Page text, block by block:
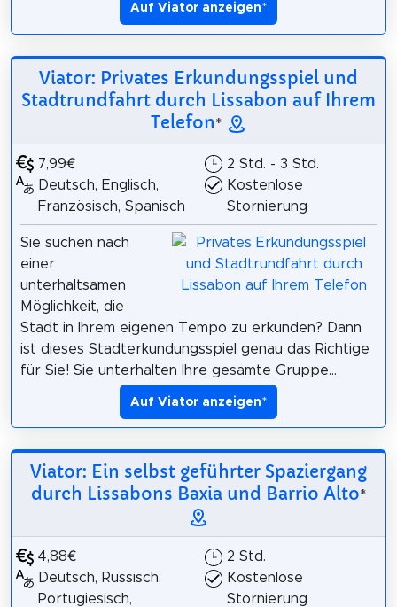
Auf Viator anzeigen*
Viator: Privates Erkundungsspiel und
Stadtrundfahrt durch Lissabon auf Ihrem
Telefon*
7,99€
Deutsch, Englisch,
Französisch, Spanisch
2 Std. - 3 Std.
Kostenlose
Stornierung
Sie suchen nach
einer
unterhaltsamen
Möglichkeit, die
Stadt in Ihrem eigenen Tempo zu erkunden? Dann
ist dieses Stadterkundungsspiel genau das Richtige
für Sie! Sie unterhalten Ihre gesamte Gruppe...
Auf Viator anzeigen*
Viator: Ein selbst geführter Spaziergang
durch Lissabons Baxia und Barrio Alto*
4,88€
Deutsch, Russisch,
Portugiesisch,
2 Std.
Kostenlose
Stornierung